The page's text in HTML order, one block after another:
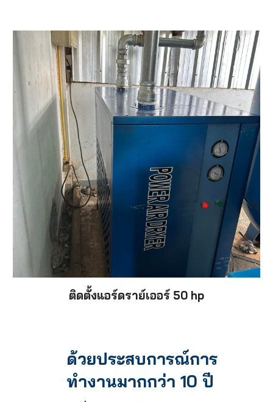
ติดตั้งแอร์ดราย์เออร์ 50 hp
ด้วยประสบการณ์การ
ทำงานมากกว่า 10 ปี